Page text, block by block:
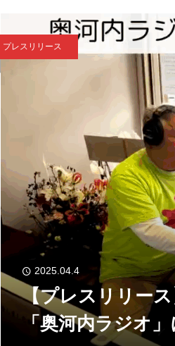
プレスリリース
2025.04.4
【プレスリリー
「奥河内ラジオ